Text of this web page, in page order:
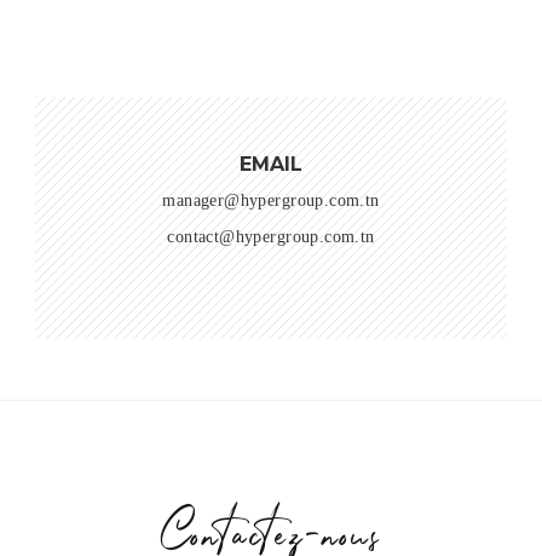
EMAIL
manager@hypergroup.com.tn
contact@hypergroup.com.tn
Contactez-nous